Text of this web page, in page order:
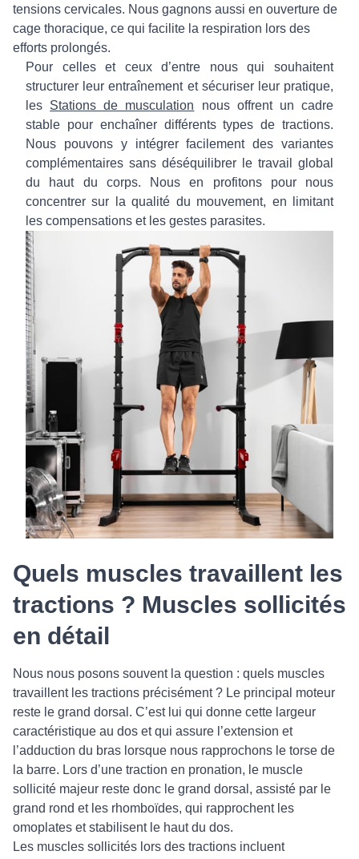
tensions cervicales. Nous gagnons aussi en ouverture de
cage thoracique, ce qui facilite la respiration lors des
efforts prolongés.
Pour celles et ceux d’entre nous qui souhaitent
structurer leur entraînement et sécuriser leur pratique,
les Stations de musculation nous offrent un cadre
stable pour enchaîner différents types de tractions.
Nous pouvons y intégrer facilement des variantes
complémentaires sans déséquilibrer le travail global
du haut du corps. Nous en profitons pour nous
concentrer sur la qualité du mouvement, en limitant
les compensations et les gestes parasites.
Quels muscles travaillent les
tractions ? Muscles sollicités
en détail
Nous nous posons souvent la question : quels muscles
travaillent les tractions précisément ? Le principal moteur
reste le grand dorsal. C’est lui qui donne cette largeur
caractéristique au dos et qui assure l’extension et
l’adduction du bras lorsque nous rapprochons le torse de
la barre. Lors d’une traction en pronation, le muscle
sollicité majeur reste donc le grand dorsal, assisté par le
grand rond et les rhomboïdes, qui rapprochent les
omoplates et stabilisent le haut du dos.
Les muscles sollicités lors des tractions incluent